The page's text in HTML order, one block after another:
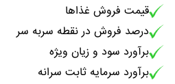
قیمت فروش غذاها
درصد فروش در نقطه سربه سر
برآورد سود و زیان ویژه
برآورد سرمایه ثابت سرانه